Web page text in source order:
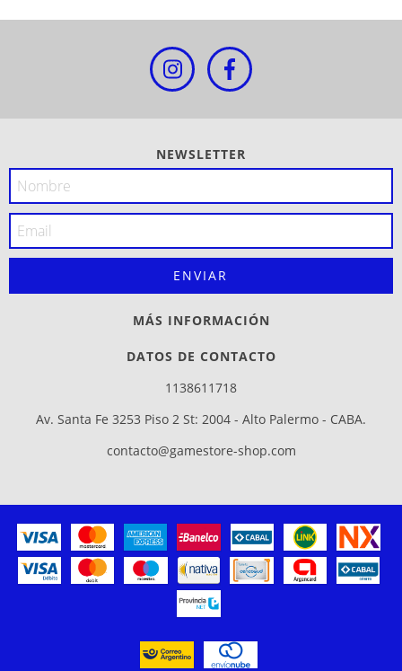
NEWSLETTER
MÁS INFORMACIÓN
DATOS DE CONTACTO
1138611718
Av. Santa Fe 3253 Piso 2 St: 2004 - Alto Palermo - CABA.
contacto@gamestore-shop.com